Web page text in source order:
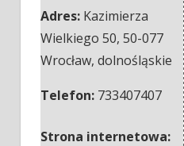
Adres: Kazimierza
Wielkiego 50, 50-077
Wrocław, dolnośląskie
Telefon: 733407407
Strona internetowa: